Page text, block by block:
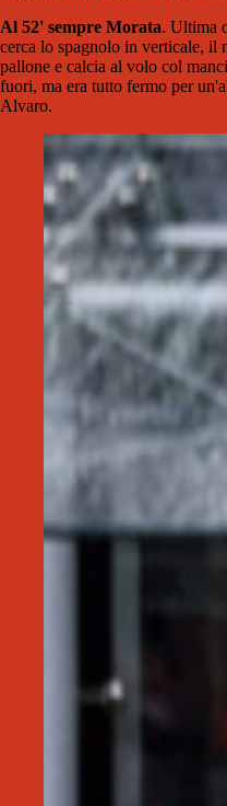
Al 52' sempre Morata. Ultima
cerca lo spagnolo in verticale, il
pallone e calcia al volo col
fuori, ma era tutto fermo per
Alvaro.